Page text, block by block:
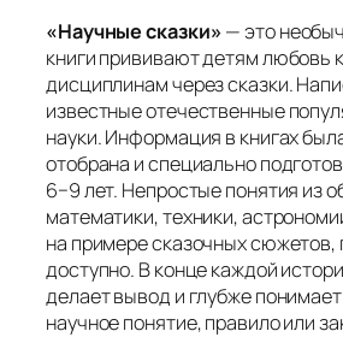
«Научные сказки» — это
книги прививают детям любовь
дисциплинам через сказки.
известные отечественные
науки. Информация в книгах
отобрана и специально
6−9 лет. Непростые понятия из
математики, техники,
на примере сказочных сюжетов,
доступно. В конце каждой
делает вывод и глубже
научное понятие, правило или